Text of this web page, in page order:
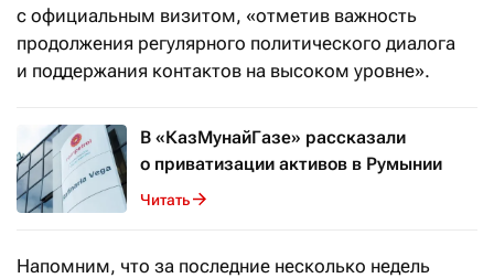
с официальным визитом, «отметив важность
продолжения регулярного политического диалога
и поддержания контактов на высоком уровне».
В «КазМунайГазе» рассказали
о приватизации активов в Румынии
Читать
Напомним, что за последние несколько недель